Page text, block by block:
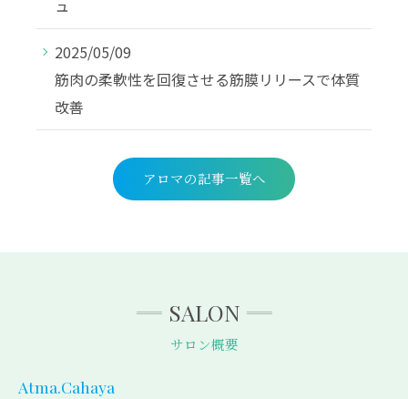
ュ
2025/05/09
筋肉の柔軟性を回復させる筋膜リリースで体質
改善
アロマの記事一覧へ
サロン概要
SALON
Atma.Cahaya